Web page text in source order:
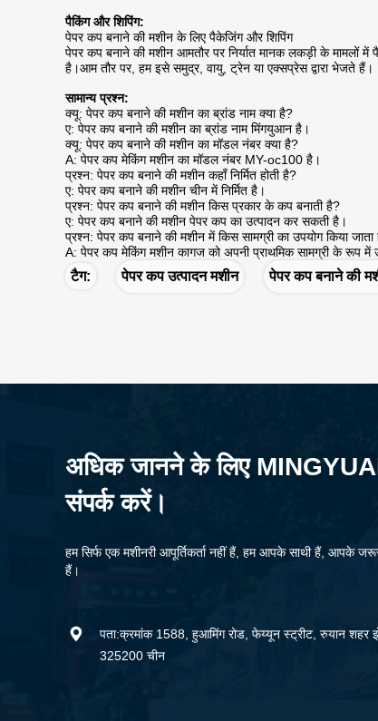
पैकिंग और शिपिंग:
पेपर कप बनाने की मशीन के लिए पैकेजिंग और शिपिंग
पेपर कप बनाने की मशीन आमतौर पर निर्यात मानक लकड़ी के मामलों में
है।आम तौर पर, हम इसे समुद्र, वायु, ट्रेन या एक्सप्रेस द्वारा भेजते हैं।
सामान्य प्रश्न:
क्यू: पेपर कप बनाने की मशीन का ब्रांड नाम क्या है?
ए: पेपर कप बनाने की मशीन का ब्रांड नाम मिंगयुआन है।
क्यू: पेपर कप बनाने की मशीन का मॉडल नंबर क्या है?
A: पेपर कप मेकिंग मशीन का मॉडल नंबर MY-oc100 है।
प्रश्न: पेपर कप बनाने की मशीन कहाँ निर्मित होती है?
ए: पेपर कप बनाने की मशीन चीन में निर्मित है।
प्रश्न: पेपर कप बनाने की मशीन किस प्रकार के कप बनाती है?
ए: पेपर कप बनाने की मशीन पेपर कप का उत्पादन कर सकती है।
प्रश्न: पेपर कप बनाने की मशीन में किस सामग्री का उपयोग किया जाता
A: पेपर कप मेकिंग मशीन कागज को अपनी प्राथमिक सामग्री के रूप में
टैग: पेपर कप उत्पादन मशीन पेपर कप बनाने की
अधिक जानने के लिए
संपर्क करें।
हम सिर्फ एक मशीनरी आपूर्तिकर्ता नहीं हैं, हम आपके साथी हैं, आपके
हैं।

पता:क्रमांक 1588, हुआमिंग रोड, फेय्यून स्ट्रीट, रुयान शहर
325200 चीन